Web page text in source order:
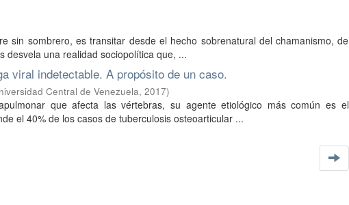
sin sombrero, es transitar desde el hecho sobrenatural del chamanismo, de
desvela una realidad sociopolítica que, ...
viral indetectable. A propósito de un caso.
Central de Venezuela, 2017)
que afecta las vértebras, su agente etiológico más común es el
el 40% de los casos de tuberculosis osteoarticular ...